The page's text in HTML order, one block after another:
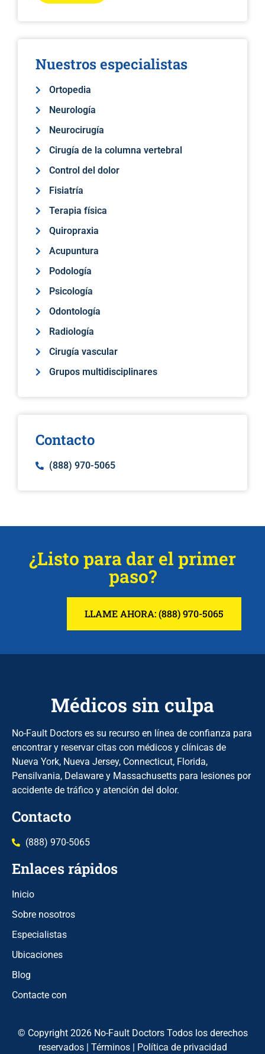
Nuestros especialistas
Ortopedia
Neurología
Neurocirugía
Cirugía de la columna vertebral
Control del dolor
Fisiatría
Terapia física
Quiropraxia
Acupuntura
Podología
Psicología
Odontología
Radiología
Cirugía vascular
Grupos multidisciplinares
Contacto
(888) 970-5065
¿Listo para dar el primer
paso?
LLAME AHORA: (888) 970-5065
Médicos sin culpa
No-Fault Doctors es su recurso en línea de confianza para
encontrar y reservar citas con médicos y clínicas de
Nueva York, Nueva Jersey, Connecticut, Florida,
Pensilvania, Delaware y Massachusetts para lesiones por
accidente de tráfico y atención del dolor.
Contacto
(888) 970-5065
Enlaces rápidos
Inicio
Sobre nosotros
Especialistas
Ubicaciones
Blog
Contacte con
© Copyright 2026 No-Fault Doctors Todos los derechos
reservados | Términos| Política de privacidad